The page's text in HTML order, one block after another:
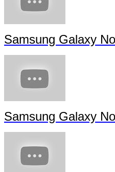
Samsung Galaxy
Samsung Galaxy